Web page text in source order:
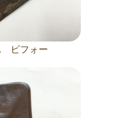
ビフォー